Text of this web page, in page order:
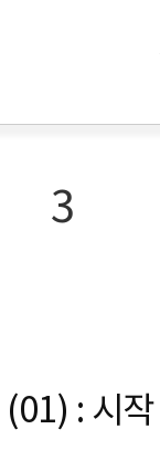
3
: 시